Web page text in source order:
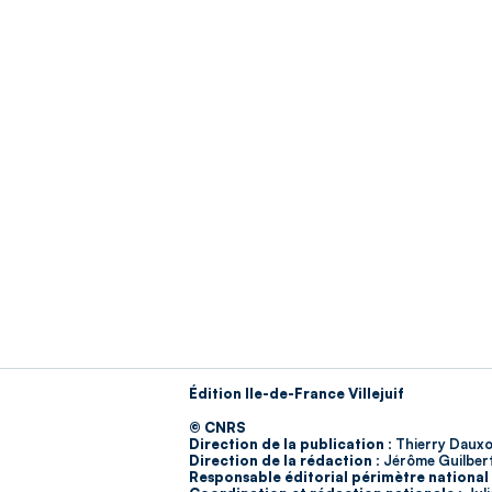
Édition Ile-de-France Villejuif
© CNRS
Direction de la publication : Thierry
Direction de la rédaction : Jérôme
Responsable éditorial périmètre national